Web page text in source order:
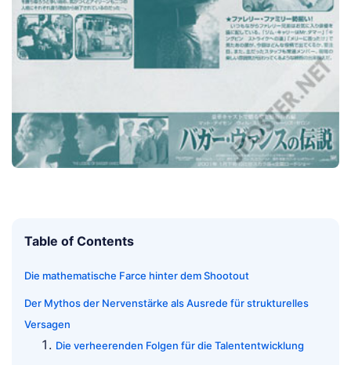
Table of Contents
Die mathematische Farce hinter dem Shootout
Der Mythos der Nervenstärke als Ausrede für strukturelles
Versagen
Die verheerenden Folgen für die Talententwicklung